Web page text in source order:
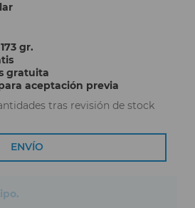
gr.
gratuita
aceptación previa
tras revisión de stock
ENVÍO